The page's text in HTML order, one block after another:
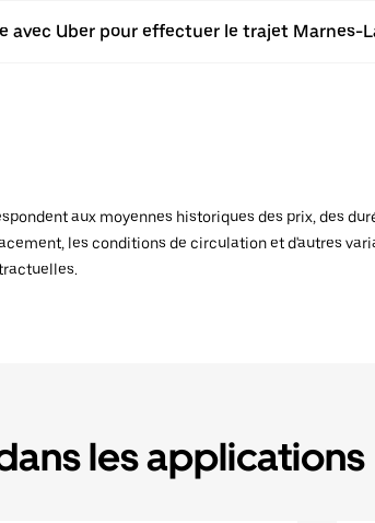
avec Uber pour effectuer le trajet Marnes-
aux moyennes historiques des prix, des
les conditions de circulation et d'autres
les applications